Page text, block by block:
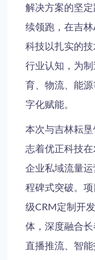
解决方案的坚
续领跑，在吉
科技以扎实的
行业认知，为
育、物流、能
字化赋能。
本次与吉林耘垦
志着优正科技在
企业私域流量
程碑式突破。项
级CRM定制开
体，深度融合
直播推流、智